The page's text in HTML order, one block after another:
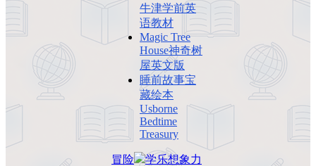
牛津学前英
语教材
Magic Tree
House神奇树
屋英文版
睡前故事宝
藏绘本
Usborne
Bedtime
Treasury
冒险 学乐想象力